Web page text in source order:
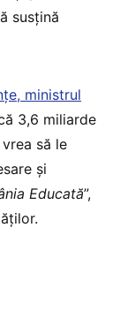
susțină
ministrul
3,6 miliarde
să le
și
Educată”,